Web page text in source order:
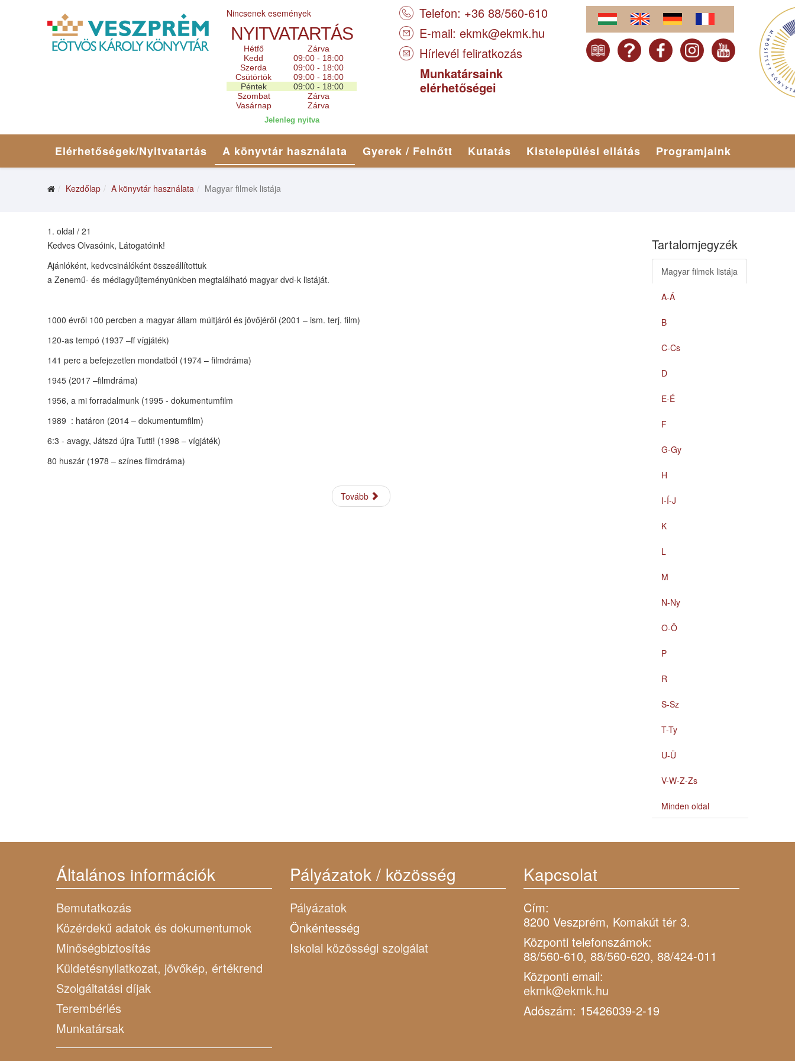
Nincsenek események
NYITVATARTÁS
Hétfő
Zárva
Kedd
09:00 - 18:00
Szerda
09:00 - 18:00
Csütörtök
09:00 - 18:00
Péntek
09:00 - 18:00
Szombat
Zárva
Vasárnap
Zárva
Jelenleg nyitva
Telefon: +36 88/560-610
E-mail: ekmk@ekmk.hu
Hírlevél feliratkozás
Munkatársaink
elérhetőségei
Elérhetőségek/Nyitvatartás A könyvtár használata Gyerek / Felnőtt Kutatás Kistelepülési ellátás Programjaink
Kezdőlap A könyvtár használata Magyar filmek listája
Tartalomjegyzék
Magyar filmek listája
A-Á
B
C-Cs
D
E-É
F
G-Gy
H
I-Í-J
K
L
M
N-Ny
O-Ö
P
R
S-Sz
T-Ty
U-Ü
V-W-Z-Zs
Minden oldal
1. oldal / 21
Kedves Olvasóink, Látogatóink!
Ajánlóként, kedvcsinálóként összeállítottuk
a Zenemű- és médiagyűjteményünkben megtalálható magyar dvd-k listáját.
1000 évről 100 percben a magyar állam múltjáról és jövőjéről (2001 – ism. terj. film)
120-as tempó (1937 –ff vígjáték)
141 perc a befejezetlen mondatból (1974 – filmdráma)
1945 (2017 –filmdráma)
1956, a mi forradalmunk (1995 - dokumentumfilm
1989 : határon (2014 – dokumentumfilm)
6:3 - avagy, Játszd újra Tutti! (1998 – vígjáték)
80 huszár (1978 – színes filmdráma)
Tovább
Általános információk
Bemutatkozás
Közérdekű adatok és dokumentumok
Minőségbiztosítás
Küldetésnyilatkozat, jövőkép, értékrend
Szolgáltatási díjak
Terembérlés
Munkatársak
Pályázatok / közösség
Pályázatok
Önkéntesség
Iskolai közösségi szolgálat
Kapcsolat
Cím:
8200 Veszprém, Komakút tér 3.
Központi telefonszámok:
88/560-610, 88/560-620, 88/424-011
Központi email:
ekmk@ekmk.hu
Adószám: 15426039-2-19